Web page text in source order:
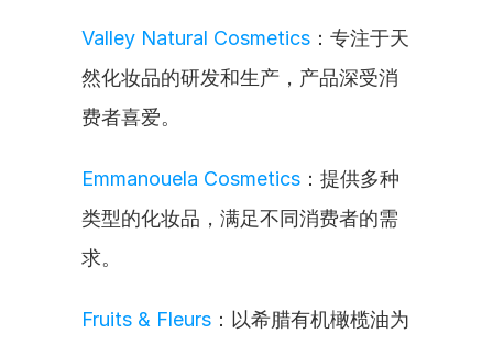
Valley Natural Cosmetics ：专注于天
然化妆品的研发和生产，产品深受消
费者喜爱。
Emmanouela Cosmetics ：提供多种
类型的化妆品，满足不同消费者的需
求。
Fruits & Fleurs ：以希腊有机橄榄油为